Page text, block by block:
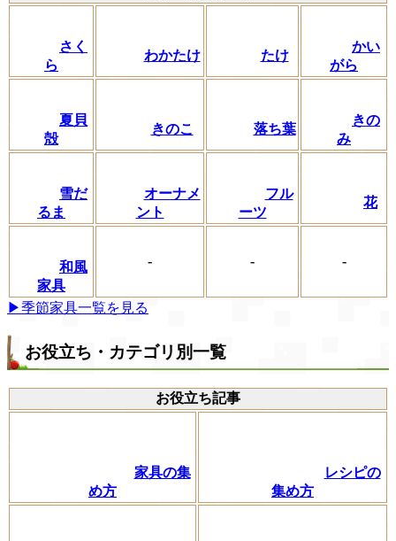
さく
ら
わかたけ たけ
かい
がら
夏貝
殻
きのこ 落ち葉
きの
み
雪だ
るま
オーナメ
ント
フル
ーツ
花
和風
家具
- - -
▶季節家具一覧を見る
お役立ち・カテゴリ別一覧
お役立ち記事
家具の集
め方
レシピの
集め方